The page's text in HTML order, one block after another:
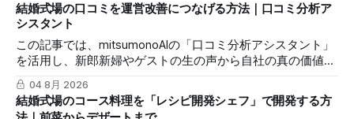
結婚式場の口コミを運営改善につなげる方法｜口コミ分析ア
シスタント
この記事では、mitsumonoAIの「口コミ分析アシスタント」
を活用し、新郎新婦やゲストの生の声から自社の真の価値を
抽出し、来館予約率（CVR）を向上させる具体的な3つのス
テップを解説します。
04 8月 2026
結婚式場のコース料理を「レシピ開発シェフ」で開発する方